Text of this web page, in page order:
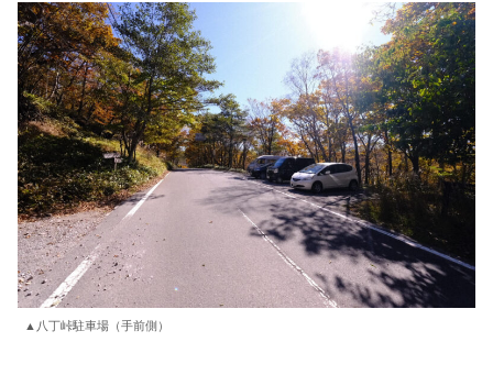
▲八丁峠駐車場（手前側）